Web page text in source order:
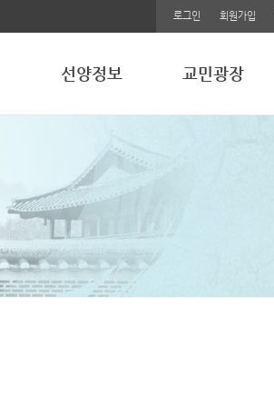
로그인 회원가입
선양정보 교민광장